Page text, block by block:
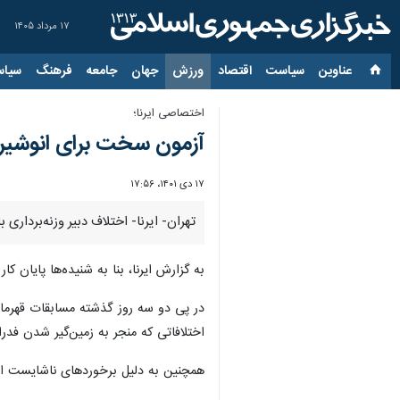
۱۷ مرداد ۱۴۰۵
عناوین‌ سیاست اقتصاد ورزش جهان جامعه فرهنگ
اختصاصی ایرنا؛
آزمون سخت برای
۱۷ دی ۱۴۰۱، ۱۷:۵۶